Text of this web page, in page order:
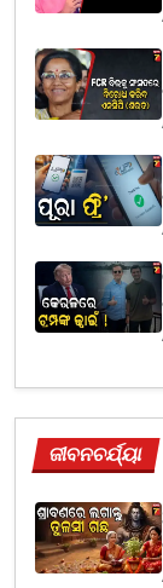
ଜୀବନଚର୍ଯ୍ୟା